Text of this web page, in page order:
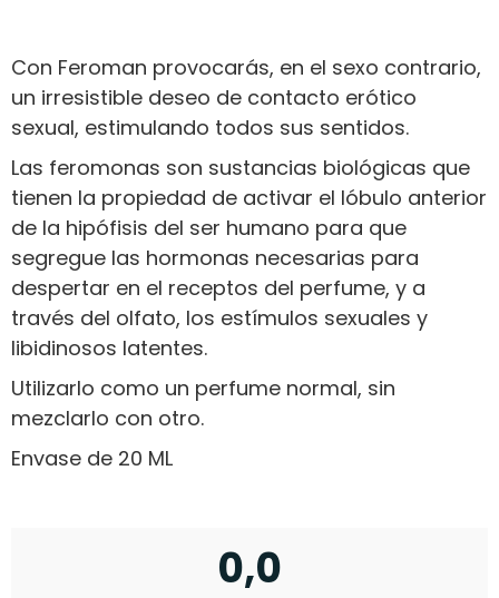
Con Feroman provocarás, en el sexo contrario,
un irresistible deseo de contacto erótico
sexual, estimulando todos sus sentidos.
Las feromonas son sustancias biológicas que
tienen la propiedad de activar el lóbulo anterior
de la hipófisis del ser humano para que
segregue las hormonas necesarias para
despertar en el receptos del perfume, y a
través del olfato, los estímulos sexuales y
libidinosos latentes.
Utilizarlo como un perfume normal, sin
mezclarlo con otro.
Envase de 20 ML
0,0